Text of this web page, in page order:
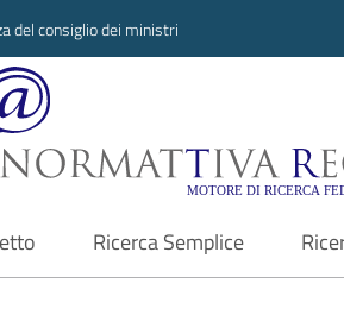
del consiglio dei ministri
Ricerca Semplice